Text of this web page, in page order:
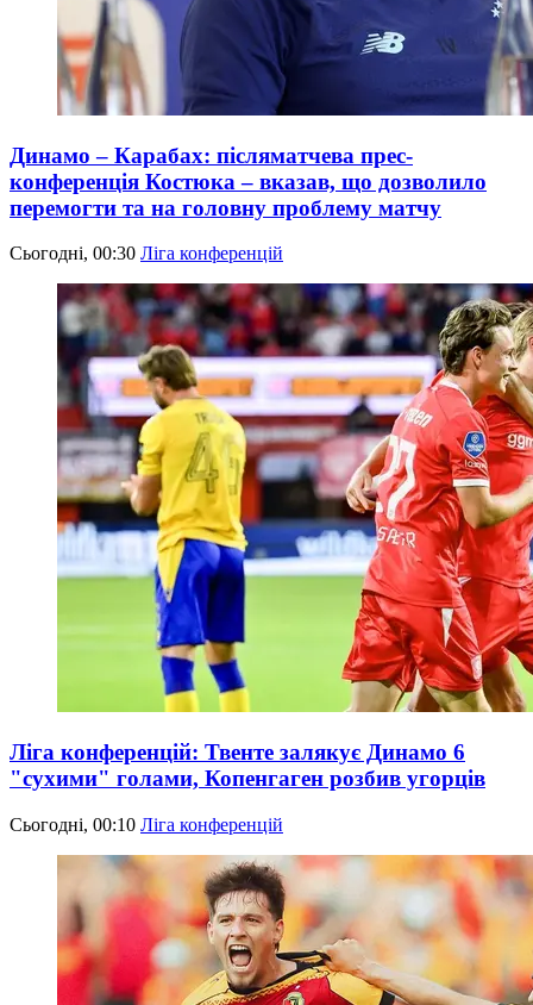
Динамо – Карабах: післяматчева прес-
конференція Костюка – вказав, що дозволило
перемогти та на головну проблему матчу
Сьогодні, 00:30 Ліга конференцій
Ліга конференцій: Твенте залякує Динамо 6
"сухими" голами, Копенгаген розбив угорців
Сьогодні, 00:10 Ліга конференцій